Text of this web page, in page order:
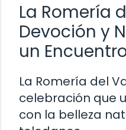
La Romería
Devoción y
un
La Romería del
celebración que
con la belleza